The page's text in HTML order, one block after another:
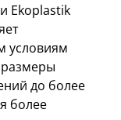
Ekoplastik
условиям
размеры
до более
более